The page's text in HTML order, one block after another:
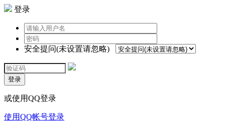
登录
安全提问(未设置请忽略)
登录
或使用QQ登录
使用QQ帐号登录